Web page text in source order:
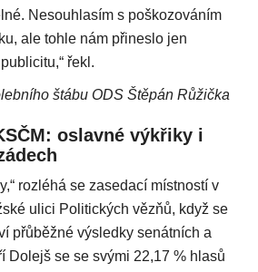
Nesouhlasím s poškozováním
ale tohle nám přineslo jen
řekl.
štábu ODS Štěpán Růžička
oslavné výkřiky i
rozléhá se zasedací místností v
ulici Politických vězňů, když se
přůběžné výsledky senátních a
Dolejš se se svými 22,17 % hlasů